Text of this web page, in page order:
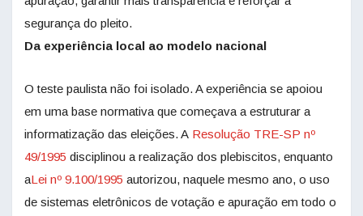
segurança do pleito.
Da experiência local ao modelo nacional
O teste paulista não foi isolado. A experiência se apoiou
em uma base normativa que começava a estruturar a
informatização das eleições. A Resolução TRE-SP nº
49/1995 disciplinou a realização dos plebiscitos, enquanto
aLei nº 9.100/1995 autorizou, naquele mesmo ano, o uso
de sistemas eletrônicos de votação e apuração em todo o